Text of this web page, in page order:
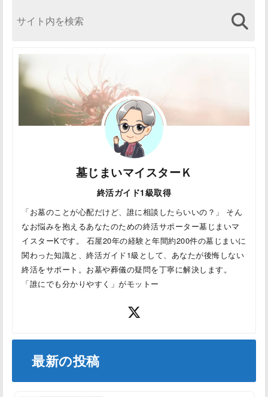
墓じまいマイスターＫ
終活ガイド1級取得
「お墓のことが心配だけど、誰に相談したらいいの？」 そん
なお悩みを抱えるあなたのための終活サポーター墓じまいマ
イスターKです。 石屋20年の経験と年間約200件の墓じまいに
関わった知識と、終活ガイド1級として、あなたが後悔しない
終活をサポート。お墓や葬儀の疑問を丁寧に解決します。
「誰にでも分かりやすく」がモットー
最新の投稿